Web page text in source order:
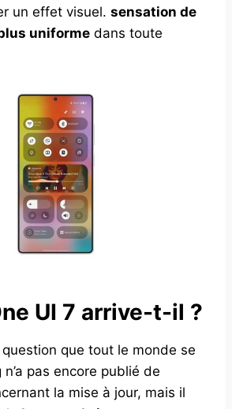
un effet visuel. sensation de
uniforme dans toute
UI 7 arrive-t-il ?
question que tout le monde se
pas encore publié de
la mise à jour, mais il